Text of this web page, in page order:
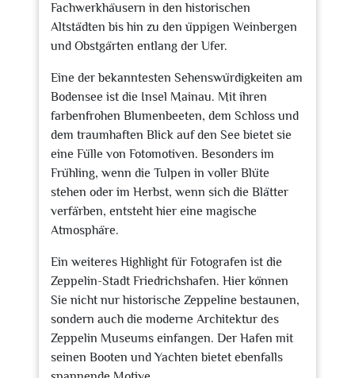
Fachwerkhäusern in den historischen
Altstädten bis hin zu den üppigen Weinbergen
und Obstgärten entlang der Ufer.
Eine der bekanntesten Sehenswürdigkeiten am
Bodensee ist die Insel Mainau. Mit ihren
farbenfrohen Blumenbeeten, dem Schloss und
dem traumhaften Blick auf den See bietet sie
eine Fülle von Fotomotiven. Besonders im
Frühling, wenn die Tulpen in voller Blüte
stehen oder im Herbst, wenn sich die Blätter
verfärben, entsteht hier eine magische
Atmosphäre.
Ein weiteres Highlight für Fotografen ist die
Zeppelin-Stadt Friedrichshafen. Hier können
Sie nicht nur historische Zeppeline bestaunen,
sondern auch die moderne Architektur des
Zeppelin Museums einfangen. Der Hafen mit
seinen Booten und Yachten bietet ebenfalls